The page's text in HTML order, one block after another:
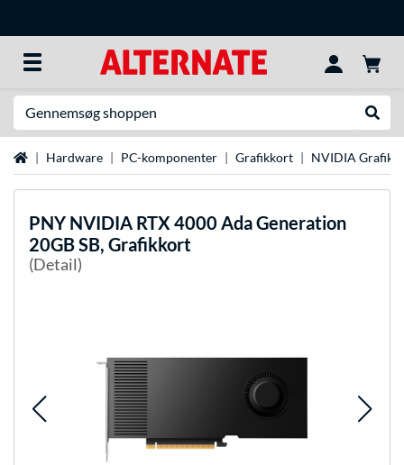
StartsideHardware PC-komponenter Grafikkort NVIDIA
PNY NVIDIA RTX 4000 Ada Generation
20GB SB, Grafikkort
(Detail)